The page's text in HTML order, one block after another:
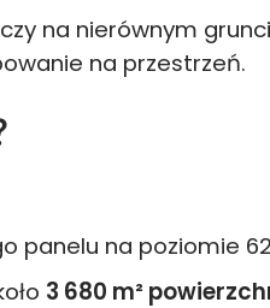
na nierównym
na przestrzeń.
panelu na poziomie
3 680 m²